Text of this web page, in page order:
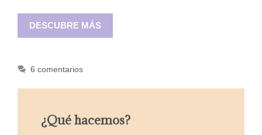
DESCUBRE MÁS
6 comentarios
¿Qué hacemos?